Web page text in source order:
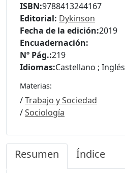
ISBN:9788413244167
Editorial: Dykinson
Fecha de la edición:2019
Encuadernación:
Nº Pág.:219
Idiomas:Castellano ; Inglés
Materias:
/Trabajo y Sociedad
/Sociología
Resumen Índice